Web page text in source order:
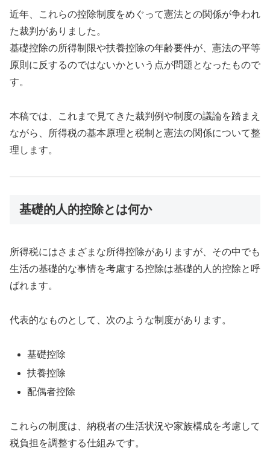
近年、これらの控除制度をめぐって憲法との関係が争われ
た裁判がありました。
基礎控除の所得制限や扶養控除の年齢要件が、憲法の平等
原則に反するのではないかという点が問題となったもので
す。
本稿では、これまで見てきた裁判例や制度の議論を踏まえ
ながら、所得税の基本原理と税制と憲法の関係について整
理します。
基礎的人的控除とは何か
所得税にはさまざまな所得控除がありますが、その中でも
生活の基礎的な事情を考慮する控除は基礎的人的控除と呼
ばれます。
代表的なものとして、次のような制度があります。
基礎控除
扶養控除
配偶者控除
これらの制度は、納税者の生活状況や家族構成を考慮して
税負担を調整する仕組みです。